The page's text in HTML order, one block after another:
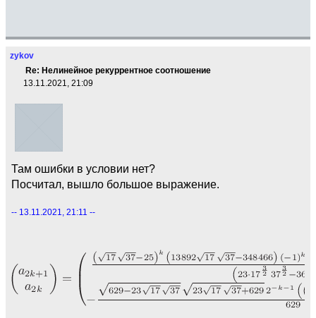
zykov
Re: Нелинейное рекуррентное соотношение
13.11.2021, 21:09
Там ошибки в условии нет?
Посчитал, вышло большое выражение.
-- 13.11.2021, 21:11 --